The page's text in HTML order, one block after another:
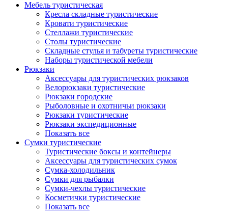
Мебель туристическая
Кресла складные туристические
Кровати туристические
Стеллажи туристические
Столы туристические
Складные стулья и табуреты туристические
Наборы туристической мебели
Рюкзаки
Аксессуары для туристических рюкзаков
Велорюкзаки туристические
Рюкзаки городские
Рыболовные и охотничьи рюкзаки
Рюкзаки туристические
Рюкзаки экспедиционные
Показать все
Сумки туристические
Туристические боксы и контейнеры
Аксессуары для туристических сумок
Сумка-холодильник
Сумки для рыбалки
Сумки-чехлы туристические
Косметички туристические
Показать все